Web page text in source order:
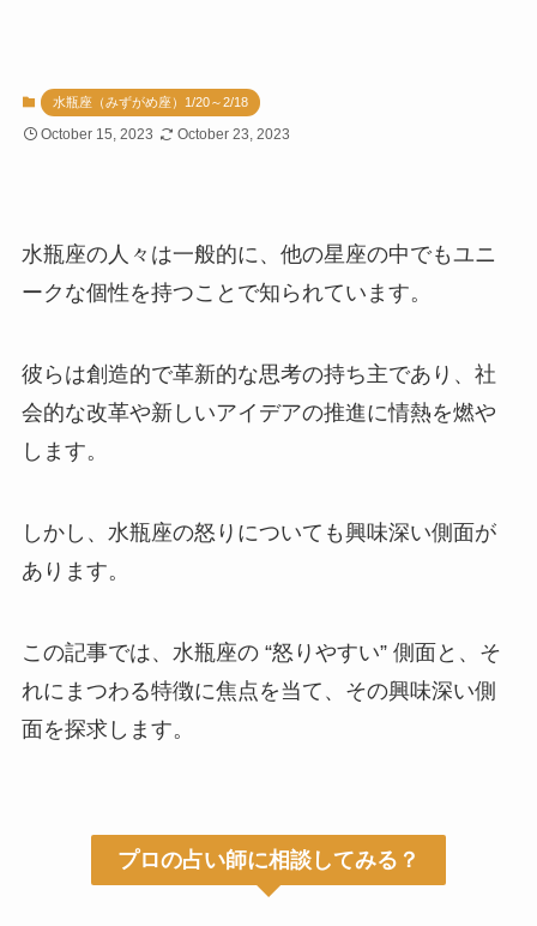
水瓶座（みずがめ座）1/20～2/18
October 15, 2023 October 23, 2023
水瓶座の人々は一般的に、他の星座の中でもユニ
ークな個性を持つことで知られています。
彼らは創造的で革新的な思考の持ち主であり、社
会的な改革や新しいアイデアの推進に情熱を燃や
します。
しかし、水瓶座の怒りについても興味深い側面が
あります。
この記事では、水瓶座の “怒りやすい” 側面と、そ
れにまつわる特徴に焦点を当て、その興味深い側
面を探求します。
プロの占い師に相談してみる？